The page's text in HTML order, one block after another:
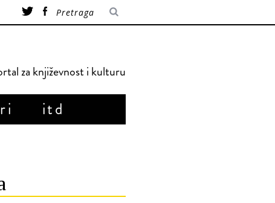
za književnost i kulturu
itd